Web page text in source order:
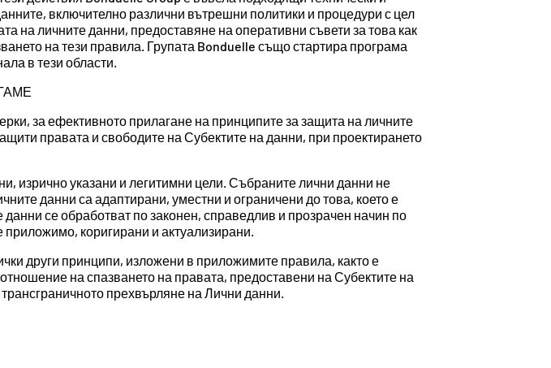
включително различни вътрешни политики и процедури с цел
на личните данни, предоставяне на оперативни съвети за това как
на тези правила. Групата Bonduelle също стартира програма
в тези области.
за ефективното прилагане на принципите за защита на личните
правата и свободите на Субектите на данни, при проектирането
изрично указани и легитимни цели. Събраните лични данни не
данни са адаптирани, уместни и ограничени до това, което е
се обработват по законен, справедлив и прозрачен начин по
приложимо, коригирани и актуализирани.
други принципи, изложени в приложимите правила, както е
на спазването на правата, предоставени на Субектите на
прехвърляне на Лични данни.